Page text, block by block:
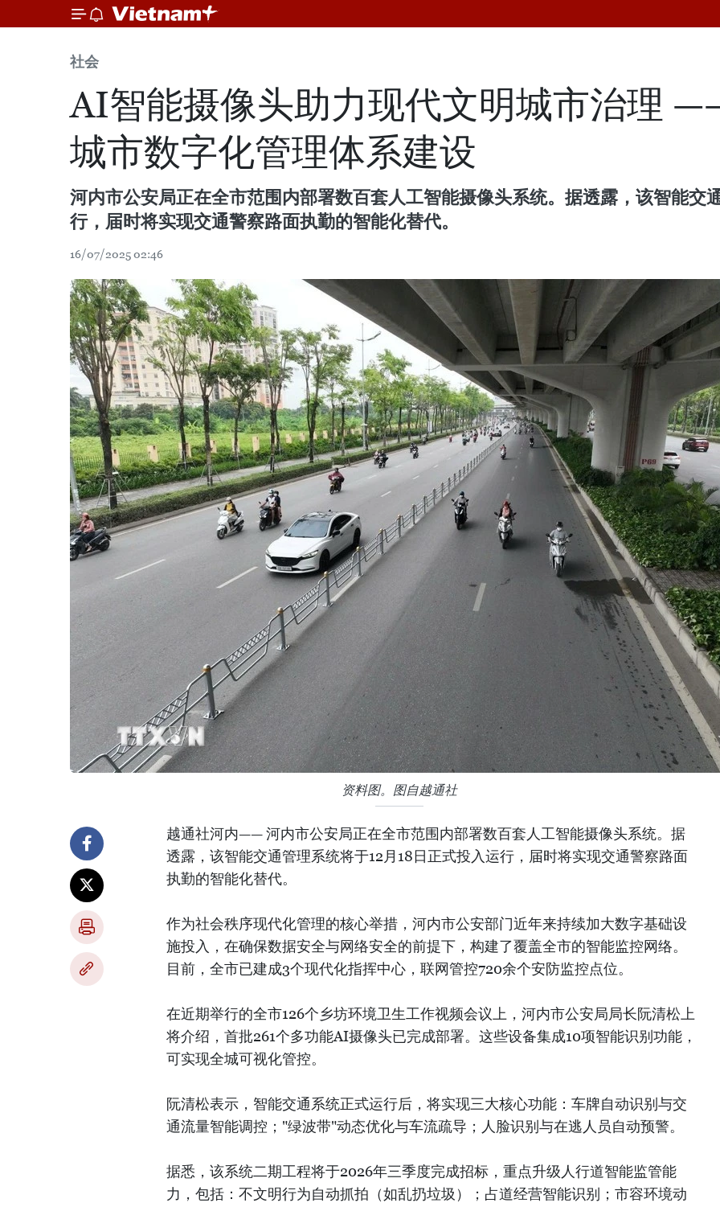
社会
AI智能摄像头助力现代文明城市治理
城市数字化管理体系建设
河内市公安局正在全市范围内部署数百套人工智能摄像头系统。据透露，该智能交
行，届时将实现交通警察路面执勤的智能化替代。
16/07/2025 02:46
资料图。图自越通社
越通社河内—— 河内市公安局正在全市范围内部署数百套人工智能摄像头系统。据
透露，该智能交通管理系统将于12月18日正式投入运行，届时将实现交通警察路面
执勤的智能化替代。
作为社会秩序现代化管理的核心举措，河内市公安部门近年来持续加大数字基础设
施投入，在确保数据安全与网络安全的前提下，构建了覆盖全市的智能监控网络。
目前，全市已建成3个现代化指挥中心，联网管控720余个安防监控点位。
在近期举行的全市126个乡坊环境卫生工作视频会议上，河内市公安局局长阮清松上
将介绍，首批261个多功能AI摄像头已完成部署。这些设备集成10项智能识别功能，
可实现全城可视化管控。
阮清松表示，智能交通系统正式运行后，将实现三大核心功能：车牌自动识别与交
通流量智能调控；"绿波带"动态优化与车流疏导；人脸识别与在逃人员自动预警。
据悉，该系统二期工程将于2026年三季度完成招标，重点升级人行道智能监管能
力，包括：不文明行为自动抓拍（如乱扔垃圾）；占道经营智能识别；市容环境动